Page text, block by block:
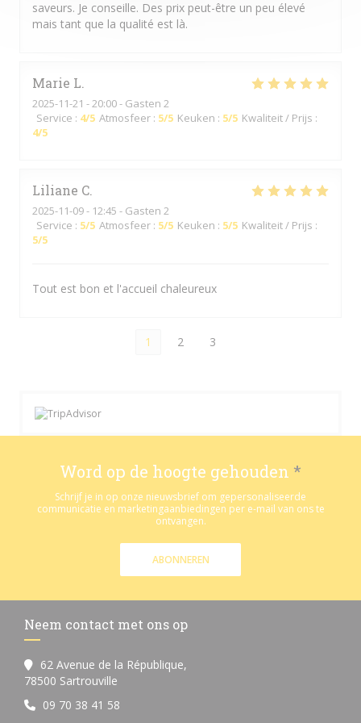
saveurs. Je conseille. Des prix peut-être un peu élevé
mais tant que la qualité est là.
Marie L
2025-11-21 - 20:00 - Gasten 2
Service : 4/5 Atmosfeer : 5/5 Keuken : 5/5 Kwaliteit / Prijs :
4/5
Liliane C
2025-11-09- 12:45 - Gasten 2
Service : 5/5 Atmosfeer : 5/5 Keuken : 5/5 Kwaliteit / Prijs :
5/5
Tout est bon et l'accueil chaleureux
1 2 3
Word op de hoogte gehouden *
Schrijf je in op onze nieuwsbrief om gepersonaliseerde
communicatie en marketingaanbiedingen per e-mail van ons te
ontvangen.
ABONNEREN
Neem contact met ons op
62 Avenue de la République,
78500 Sartrouville
09 70 38 41 58